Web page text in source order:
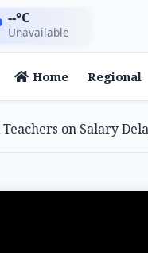
--°C
Unavailable
Home Regional
on Salary Delays,